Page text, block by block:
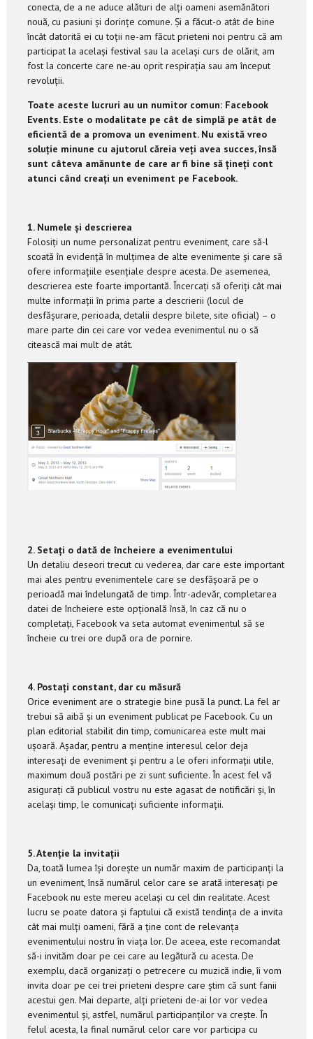
conecta, de a ne aduce alături de alți oameni asemănători
nouă, cu pasiuni și dorințe comune. Și a făcut-o atât de bine
încât datorită ei cu toții ne-am făcut prieteni noi pentru că am
participat la același festival sau la același curs de olărit, am
fost la concerte care ne-au oprit respirația sau am început
revoluții.
Toate aceste lucruri au un numitor comun: Facebook
Events. Este o modalitate pe cât de simplă pe atât de
eficientă de a promova un eveniment. Nu există vreo
soluție minune cu ajutorul căreia veți avea succes, însă
sunt câteva amănunte de care ar fi bine să țineți cont
atunci când creați un eveniment pe Facebook.
1. Numele și descrierea
Folosiți un nume personalizat pentru eveniment, care să-l
scoată în evidență în mulțimea de alte evenimente și care să
ofere informațiile esențiale despre acesta. De asemenea,
descrierea este foarte importantă. Încercați să oferiți cât mai
multe informații în prima parte a descrierii (locul de
desfășurare, perioada, detalii despre bilete, site oficial) – o
mare parte din cei care vor vedea evenimentul nu o să
citească mai mult de atât.
2. Setați o dată de încheiere a evenimentului
Un detaliu deseori trecut cu vederea, dar care este important
mai ales pentru evenimentele care se desfășoară pe o
perioadă mai îndelungată de timp. Într-adevăr, completarea
datei de încheiere este opțională însă, în caz că nu o
completați, Facebook va seta automat evenimentul să se
încheie cu trei ore după ora de pornire.
4. Postați constant, dar cu măsură
Orice eveniment are o strategie bine pusă la punct. La fel ar
trebui să aibă și un eveniment publicat pe Facebook. Cu un
plan editorial stabilit din timp, comunicarea este mult mai
ușoară. Așadar, pentru a menține interesul celor deja
interesați de eveniment și pentru a le oferi informații utile,
maximum două postări pe zi sunt suficiente. În acest fel vă
asigurați că publicul vostru nu este agasat de notificări și, în
același timp, le comunicați suficiente informații.
5. Atenție la invitații
Da, toată lumea își dorește un număr maxim de participanți la
un eveniment, însă numărul celor care se arată interesați pe
Facebook nu este mereu același cu cel din realitate. Acest
lucru se poate datora și faptului că există tendința de a invita
cât mai mulți oameni, fără a ține cont de relevanța
evenimentului nostru în viața lor. De aceea, este recomandat
să-i invităm doar pe cei care au legătură cu acesta. De
exemplu, dacă organizați o petrecere cu muzică indie, îi vom
invita doar pe cei trei prieteni despre care știm că sunt fanii
acestui gen. Mai departe, alți prieteni de-ai lor vor vedea
evenimentul și, astfel, numărul participanților va crește. În
felul acesta, la final numărul celor care vor participa cu